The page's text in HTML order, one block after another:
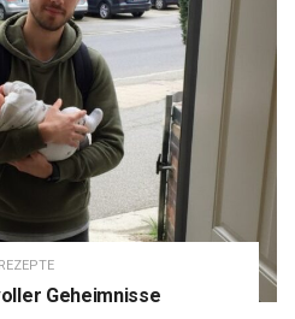
REZEPTE
Geheimnisse